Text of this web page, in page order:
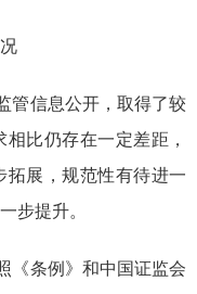
管信息公开，取得了较
比仍存在一定差距，
拓展，规范性有待进一
步提升。
《条例》和中国证监会